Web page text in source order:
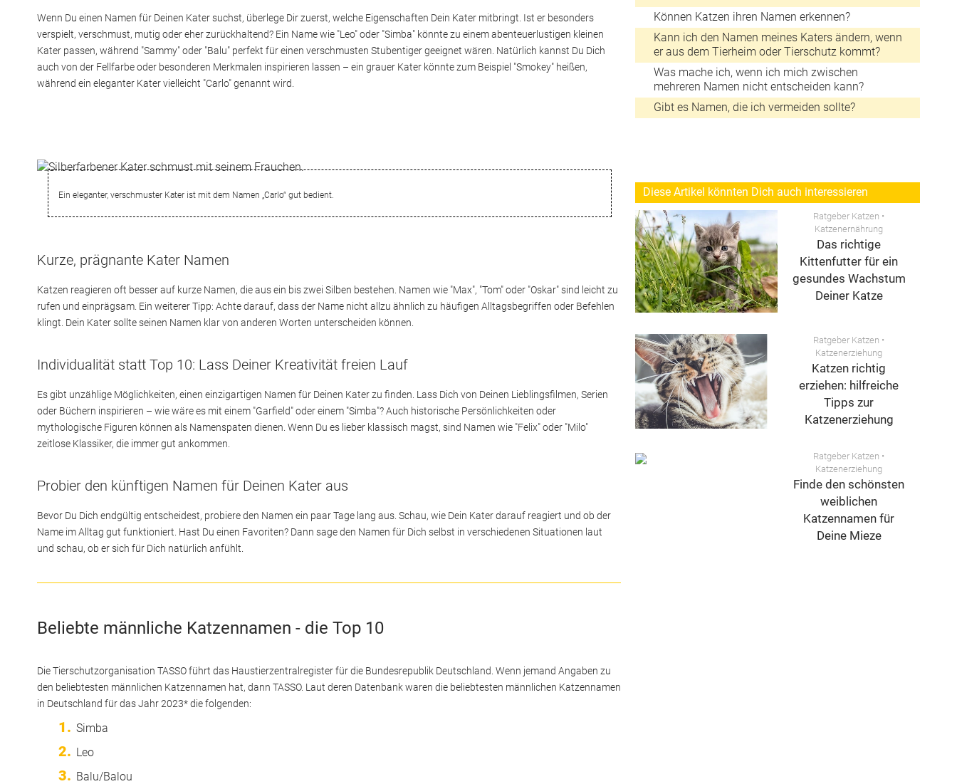
Können Katzen ihren Namen erkennen?
Kann ich den Namen meines Katers ändern, wenn
er aus dem Tierheim oder Tierschutz kommt?
Was mache ich, wenn ich mich zwischen
mehreren Namen nicht entscheiden kann?
Gibt es Namen, die ich vermeiden sollte?
Diese Artikel könnten Dich auch interessieren
Ratgeber Katzen •
Katzenernährung
Das richtige
Kittenfutter für ein
gesundes Wachstum
Deiner Katze
Ratgeber Katzen •
Katzenerziehung
Katzen richtig
erziehen: hilfreiche
Tipps zur
Katzenerziehung
Ratgeber Katzen •
Katzenerziehung
Finde den schönsten
weiblichen
Katzennamen für
Deine Mieze
Wenn Du einen Namen für Deinen Kater suchst, überlege Dir zuerst, welche Eigenschaften Dein Kater mitbringt. Ist er besonders
verspielt, verschmust, mutig oder eher zurückhaltend? Ein Name wie "Leo" oder "Simba" könnte zu einem abenteuerlustigen kleinen
Kater passen, während "Sammy" oder "Balu" perfekt für einen verschmusten Stubentiger geeignet wären. Natürlich kannst Du Dich
auch von der Fellfarbe oder besonderen Merkmalen inspirieren lassen – ein grauer Kater könnte zum Beispiel "Smokey" heißen,
während ein eleganter Kater vielleicht "Carlo" genannt wird.
Ein eleganter, verschmuster Kater ist mit dem Namen „Carlo“ gut bedient.
Kurze, prägnante Kater Namen
Katzen reagieren oft besser auf kurze Namen, die aus ein bis zwei Silben bestehen. Namen wie "Max", "Tom" oder "Oskar" sind leicht zu
rufen und einprägsam. Ein weiterer Tipp: Achte darauf, dass der Name nicht allzu ähnlich zu häufigen Alltagsbegriffen oder Befehlen
klingt. Dein Kater sollte seinen Namen klar von anderen Worten unterscheiden können.
Individualität statt Top 10: Lass Deiner Kreativität freien Lauf
Es gibt unzählige Möglichkeiten, einen einzigartigen Namen für Deinen Kater zu finden. Lass Dich von Deinen Lieblingsfilmen, Serien
oder Büchern inspirieren – wie wäre es mit einem "Garfield" oder einem "Simba"? Auch historische Persönlichkeiten oder
mythologische Figuren können als Namenspaten dienen. Wenn Du es lieber klassisch magst, sind Namen wie "Felix" oder "Milo"
zeitlose Klassiker, die immer gut ankommen.
Probier den künftigen Namen für Deinen Kater aus
Bevor Du Dich endgültig entscheidest, probiere den Namen ein paar Tage lang aus. Schau, wie Dein Kater darauf reagiert und ob der
Name im Alltag gut funktioniert. Hast Du einen Favoriten? Dann sage den Namen für Dich selbst in verschiedenen Situationen laut
und schau, ob er sich für Dich natürlich anfühlt.
Beliebte männliche Katzennamen - die Top 10
Die Tierschutzorganisation TASSO führt das Haustierzentralregister für die Bundesrepublik Deutschland. Wenn jemand Angaben zu
den beliebtesten männlichen Katzennamen hat, dann TASSO. Laut deren Datenbank waren die beliebtesten männlichen Katzennamen
in Deutschland für das Jahr 2023* die folgenden:
Simba
Leo
Balu/Balou